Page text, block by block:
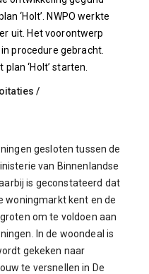
‘Holt’. NWPO werkte
uit. Het voorontwerp
procedure gebracht.
‘Holt’ starten.
/
gesloten tussen de
van Binnenlandse
is geconstateerd dat
woningmarkt kent en de
om te voldoen aan
In de woondeal is
gekeken naar
te versnellen in De